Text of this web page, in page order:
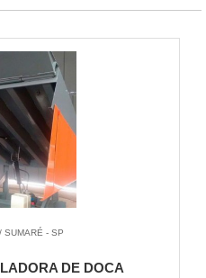
/ SUMARÉ - SP
DE DOCA